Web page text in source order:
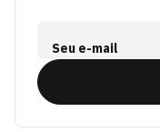
Seu e-mail